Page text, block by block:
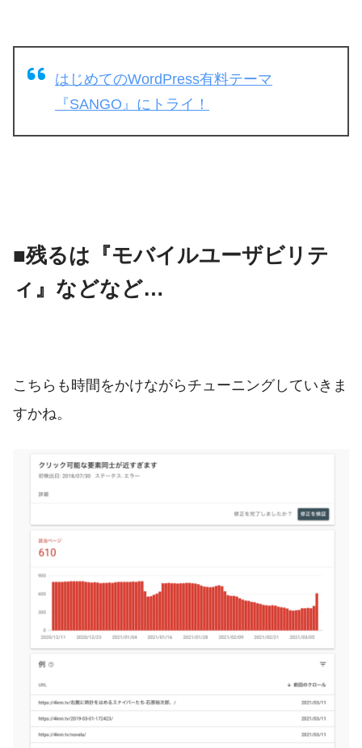
はじめてのWordPress有料テーマ
『SANGO』にトライ！
■残るは『モバイルユーザビリテ
ィ』などなど…
こちらも時間をかけながらチューニングしていきま
すかね。